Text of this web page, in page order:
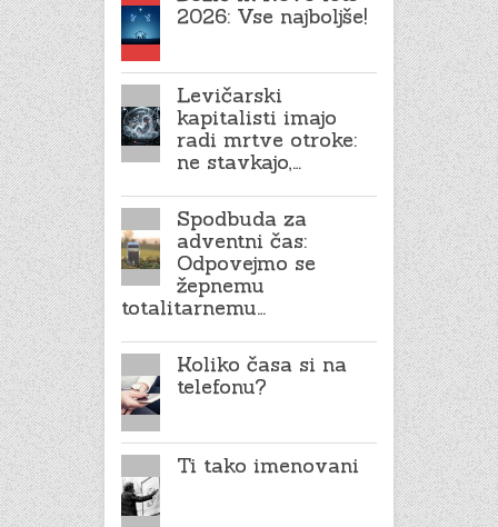
2026: Vse najboljše!
Levičarski
kapitalisti imajo
radi mrtve otroke:
ne stavkajo,…
Spodbuda za
adventni čas:
Odpovejmo se
žepnemu
totalitarnemu…
Koliko časa si na
telefonu?
Ti tako imenovani